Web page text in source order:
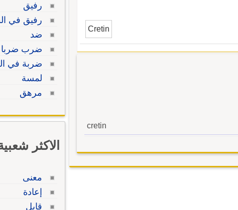
Cretin
cretin
رفيق
رفيق في
ضد
ضرب ضربا
ضربة في
لمسة
مرهق
الاكثر
معنى
إعادة
قابل